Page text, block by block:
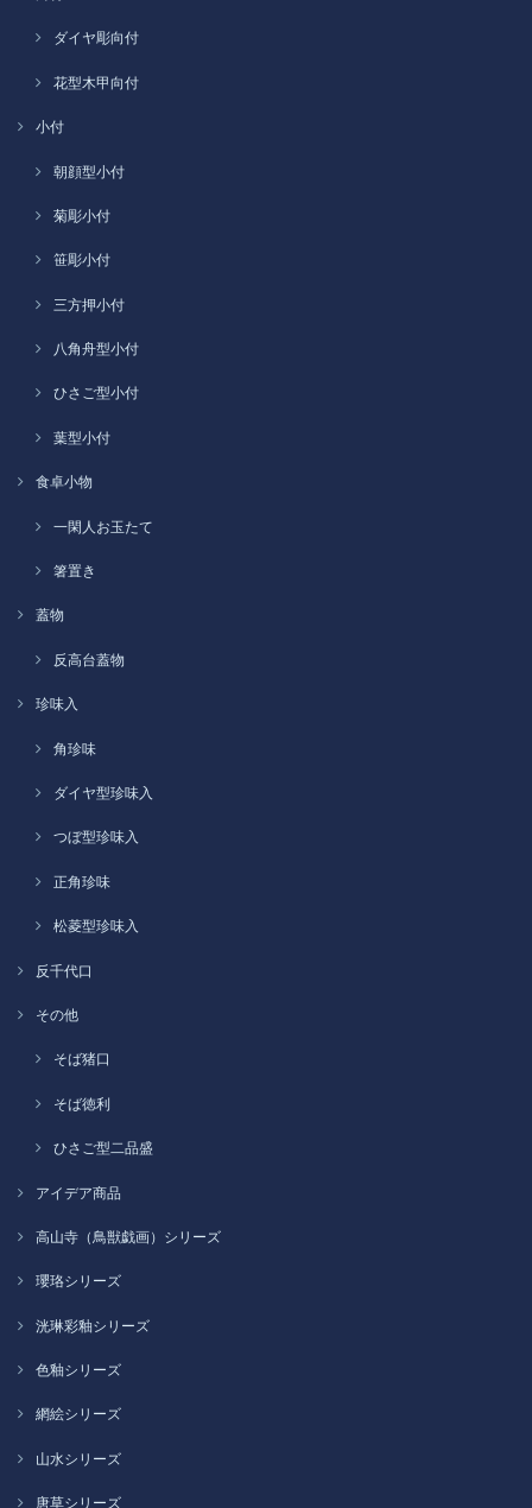
ダイヤ彫向付
花型木甲向付
小付
朝顔型小付
菊彫小付
笹彫小付
三方押小付
八角舟型小付
ひさご型小付
葉型小付
食卓小物
一閑人お玉たて
箸置き
蓋物
反高台蓋物
珍味入
角珍味
ダイヤ型珍味入
つぼ型珍味入
正角珍味
松菱型珍味入
反千代口
その他
そば猪口
そば徳利
ひさご型二品盛
アイデア商品
高山寺（鳥獣戯画）シリーズ
瓔珞シリーズ
洸琳彩釉シリーズ
色釉シリーズ
網絵シリーズ
山水シリーズ
唐草シリーズ